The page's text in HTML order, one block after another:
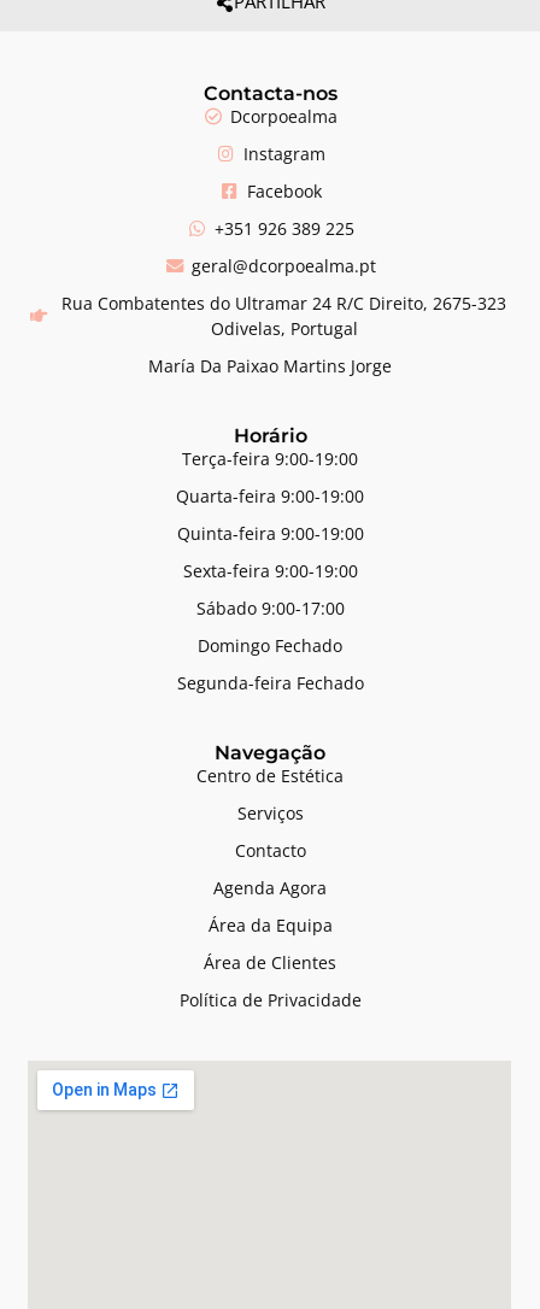
Contacta-nos
Dcorpoealma
Instagram
Facebook
+351 926 389 225
geral@dcorpoealma.pt
Rua Combatentes do Ultramar 24 R/C Direito, 2675-323
Odivelas, Portugal
María Da Paixao Martins Jorge
Horário
Terça-feira 9:00-19:00
Quarta-feira 9:00-19:00
Quinta-feira 9:00-19:00
Sexta-feira 9:00-19:00
Sábado 9:00-17:00
Domingo Fechado
Segunda-feira Fechado
Navegação
Centro de Estética
Serviços
Contacto
Agenda Agora
Área da Equipa
Área de Clientes
Política de Privacidade